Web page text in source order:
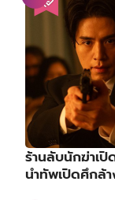
ร้านลับนักฆ่าเ
นำทัพเปิดศึกล้